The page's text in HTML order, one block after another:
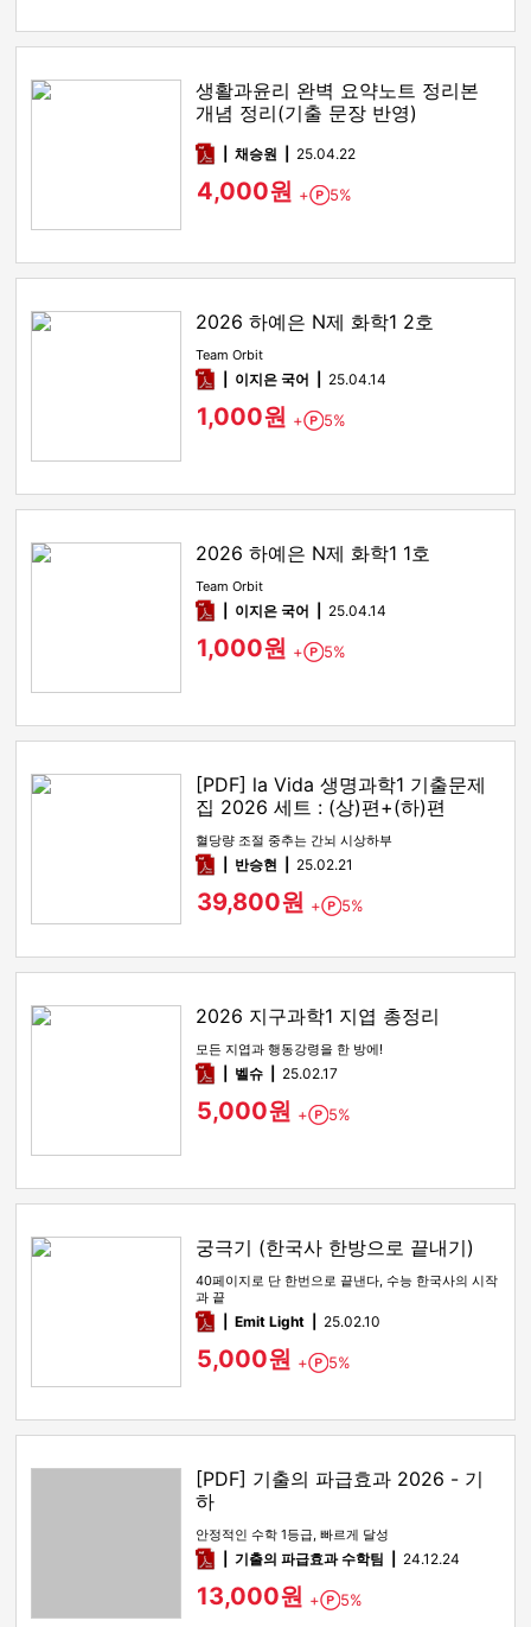
생활과윤리 완벽 요약노트 정리본
개념 정리(기출 문장 반영)
pdf채승원 25.04.22
4,000원 + Point
5%
2026 하예은 N제 화학1 2호
Team Orbit
pdf이지은 국어 25.04.14
1,000원 + Point
5%
2026 하예은 N제 화학1 1호
Team Orbit
pdf이지은 국어 25.04.14
1,000원 + Point
5%
[PDF] la Vida 생명과학1 기출문제
집 2026 세트 : (상)편+(하)편
혈당량 조절 중추는 간뇌 시상하부
pdf반승현 25.02.21
39,800원 + Point
5%
2026 지구과학1 지엽 총정리
모든 지엽과 행동강령을 한 방에!
pdf벨슈 25.02.17
5,000원 + Point
5%
궁극기 (한국사 한방으로 끝내기)
40페이지로 단 한번으로 끝낸다, 수능 한국사의 시작
과 끝
pdfEmit Light 25.02.10
5,000원 + Point
5%
[PDF] 기출의 파급효과 2026 - 기
하
안정적인 수학 1등급, 빠르게 달성
pdf기출의 파급효과 수학팀 24.12.24
13,000원 + Point
5%